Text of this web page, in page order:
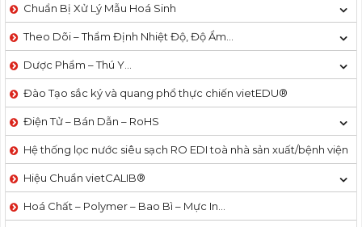
Chuẩn Bị Xử Lý Mẫu Hoá Sinh
Theo Dõi – Thẩm Định Nhiệt Độ, Độ Ẩm…
Dược Phẩm – Thú Y…
Đào Tạo sắc ký và quang phổ thực chiến vietEDU®
Điện Tử – Bán Dẫn – RoHS
Hệ thống lọc nước siêu sạch RO EDI​​ toà nhà sản xuất/bệnh viện
Hiệu Chuẩn vietCALIB®
Hoá Chất – Polymer – Bao Bì – Mực In…